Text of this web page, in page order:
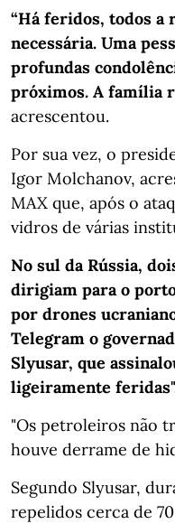
“Há feridos, todos a
necessária. Uma
profundas
próximos. A família
acrescentou.
Por sua vez, o
Igor Molchanov,
MAX que, após o
vidros de várias
No sul da Rússia,
dirigiam para o
por drones
Telegram o
Slyusar, que
ligeiramente
"Os petroleiros não
houve derrame de
Segundo Slyusar,
repelidos cerca de